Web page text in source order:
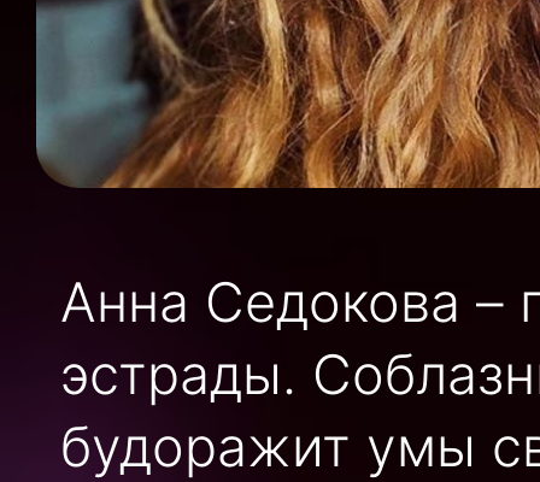
Анна Седокова –
эстрады.
будоражит умы